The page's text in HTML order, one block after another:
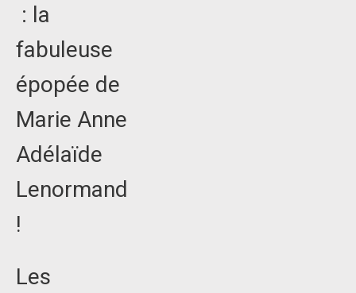
: la
fabuleuse
épopée de
Marie Anne
Adélaïde
Lenormand
!
Les